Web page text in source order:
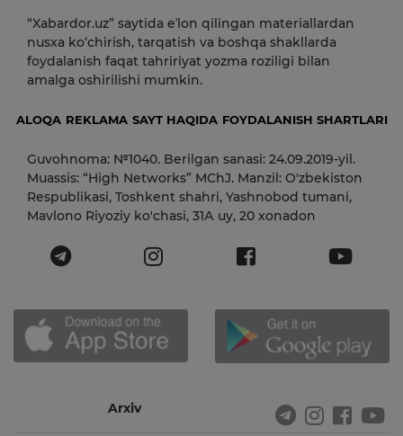
“Xabardor.uz” saytida eʼlon qilingan materiallardan
nusxa ko‘chirish, tarqatish va boshqa shakllarda
foydalanish faqat tahririyat yozma roziligi bilan
amalga oshirilishi mumkin.
ALOQA REKLAMA SAYT HAQIDA FOYDALANISH SHARTLARI
Guvohnoma: №1040. Berilgan sanasi: 24.09.2019-yil.
Muassis: “High Networks” MChJ. Manzil: O'zbekiston
Respublikasi, Toshkent shahri, Yashnobod tumani,
Mavlono Riyoziy ko'chasi, 31А uy, 20 xonadon
Arxiv